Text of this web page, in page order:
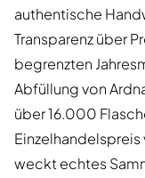
authentische
Transparenz über
begrenzten
Abfüllung von
über 16.000
weckt echtes